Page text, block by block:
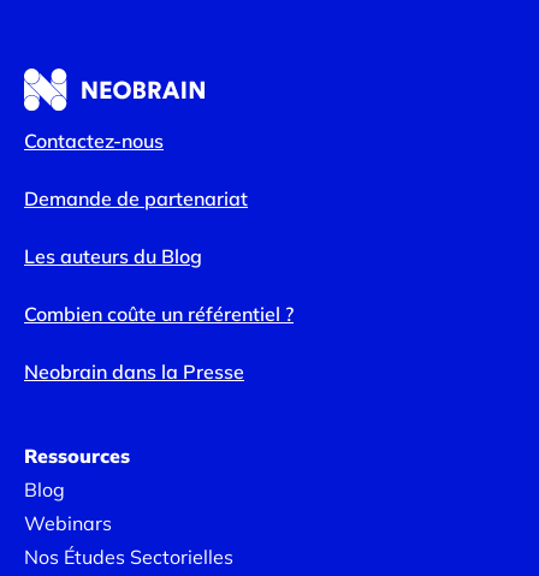
Contactez-nous
Demande de partenariat
Les auteurs du Blog
Combien coûte un référentiel ?
Neobrain dans la Presse
Ressources
Blog
Webinars
Nos Études Sectorielles